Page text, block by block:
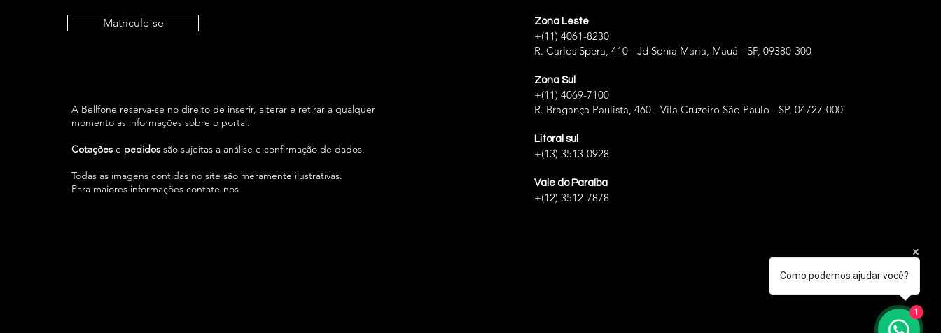
Matricule-se
A Bellfone reserva-se no direito de inserir, alterar e retirar a qualquer
momento as informações sobre o portal.
Cotações e pedidos são sujeitas a análise e confirmação de dados.
Todas as imagens contidas no site são meramente ilustrativas.
Para maiores informações contate-nos
Zona Leste
+(11) 4061-8230
R. Carlos Spera, 410 - Jd Sonia Maria, Mauá - SP, 09380-300
Zona Sul
+(11) 4069-7100
R. Bragança Paulista, 460 - Vila Cruzeiro São Paulo - SP, 04727-000
Litoral sul
+(13) 3513-0928
Vale do Paraíba
+(12) 3512-7878
Como podemos ajudar você?
1